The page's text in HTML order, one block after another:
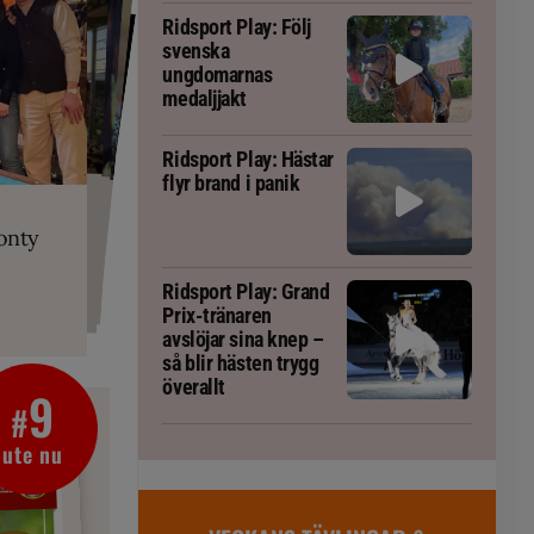
är allt
fång
blivit
tränaren
#9
ute nu
Ridsport Play: Följ
svenska
ungdomarnas
medaljjakt
Ridsport Play: Hästar
flyr brand i panik
Ridsport Play: Grand
Prix-tränaren
avslöjar sina knep –
så blir hästen trygg
överallt